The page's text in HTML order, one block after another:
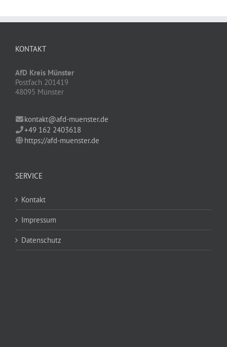
KONTAKT
AfD Kreis Münster
Postfach 201419
48095 Münster
kontakt@afd-muenster.de
+49 162 2403618
https://afd-muenster.de
SERVICE
Kontakt
Impressum
Datenschutz